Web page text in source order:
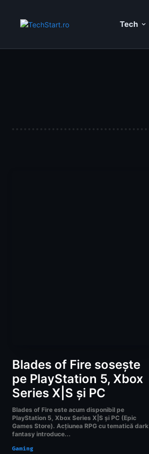
Tech
Blades of Fire sosește
pe PlayStation 5, Xbox
Series X|S și PC
Blades of Fire este acum disponibil pe
PlayStation 5, Xbox Series X|S și PC (Epic
Games Store). Acțiunea RPG cu tematică dark
fantasy introduce...
Gaming